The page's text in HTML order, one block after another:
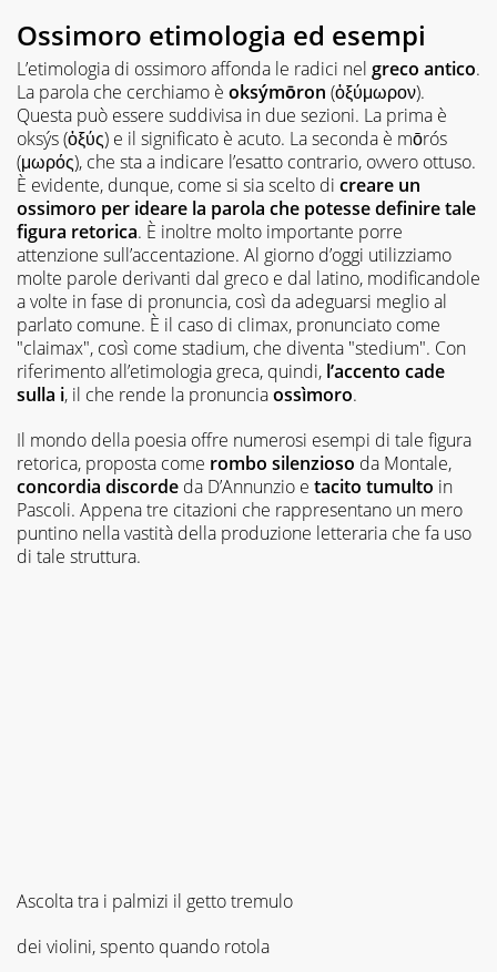
Ossimoro etimologia ed esempi
L’etimologia di ossimoro affonda le radici nel greco antico.
La parola che cerchiamo è oksýmōron (ὀξύμωρον).
Questa può essere suddivisa in due sezioni. La prima è
oksýs (ὀξύς) e il significato è acuto. La seconda è mōrós
(μωρός), che sta a indicare l’esatto contrario, ovvero ottuso.
È evidente, dunque, come si sia scelto di creare un
ossimoro per ideare la parola che potesse definire tale
figura retorica. È inoltre molto importante porre
attenzione sull’accentazione. Al giorno d’oggi utilizziamo
molte parole derivanti dal greco e dal latino, modificandole
a volte in fase di pronuncia, così da adeguarsi meglio al
parlato comune. È il caso di climax, pronunciato come
"claimax", così come stadium, che diventa "stedium". Con
riferimento all’etimologia greca, quindi, l’accento cade
sulla i, il che rende la pronunciaossìmoro.
Il mondo della poesia offre numerosi esempi di tale figura
retorica, proposta come rombo silenzioso da Montale,
concordia discorde da D’Annunzio e tacito tumulto in
Pascoli. Appena tre citazioni che rappresentano un mero
puntino nella vastità della produzione letteraria che fa uso
di tale struttura.
Ascolta tra i palmizi il getto tremulo
dei violini, spento quando rotola